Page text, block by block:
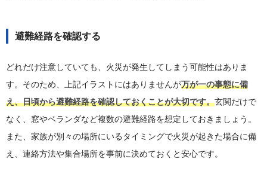
避難経路を確認する
どれだけ注意していても、火災が発生してしまう可能性はありま
す。そのため、上記イラストにはありませんが万が一の事態に備
え、日頃から避難経路を確認しておくことが大切です。玄関だけで
なく、窓やベランダなど複数の避難経路を想定しておきましょう。
また、家族が別々の場所にいるタイミングで火災が起きた場合に備
え、連絡方法や集合場所を事前に決めておくと安心です。